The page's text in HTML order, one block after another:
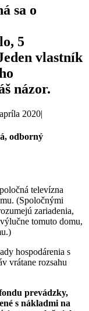
sa o
5
vlastník
názor.
2020|
odborný
televízna
(Spoločnými
zariadenia,
tomuto domu,
hospodárenia s
vrátane rozsahu
prevádzky,
s nákladmi na